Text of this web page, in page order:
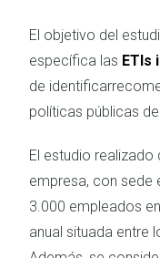
El objetivo del
específica las ETIs
de
políticas públicas
El estudio
empresa, con sede
3.000 empleados
anual situada entre